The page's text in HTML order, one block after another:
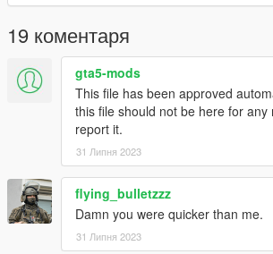
19 коментаря
gta5-mods
This file has been approved
this file should not be here for any
report it.
31 Липня 2023
flying_bulletzzz
Damn you were quicker than me.
31 Липня 2023